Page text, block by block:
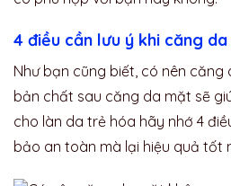
4 điều cần lưu ý khi căng
Như bạn cũng biết, có nên căng
bản chất sau căng da mặt sẽ
cho làn da trẻ hóa hãy nhớ 4
bảo an toàn mà lại hiệu quả tốt